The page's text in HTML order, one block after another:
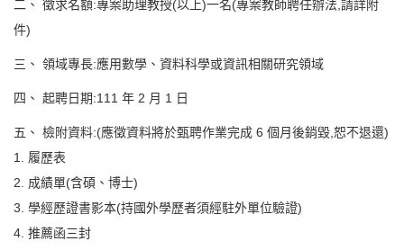
二、 徵求名額:專案助理教授(以上)一名(專案教師聘任辦法,請詳附
件)
三、 領域專長:應用數學、資料科學或資訊相關研究領域
四、 起聘日期:111 年 2 月 1 日
五、 檢附資料:(應徵資料將於甄聘作業完成 6 個月後銷毀,恕不退還)
1. 履歷表
2. 成績單(含碩、博士)
3. 學經歷證書影本(持國外學歷者須經駐外單位驗證)
4. 推薦函三封